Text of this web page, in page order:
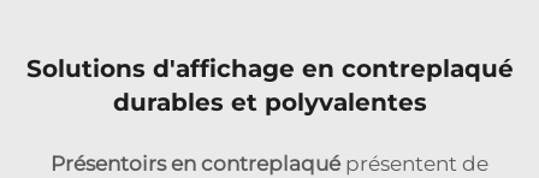
Solutions d'affichage en contreplaqué
durables et polyvalentes
Présentoirs en contreplaqué présentent de